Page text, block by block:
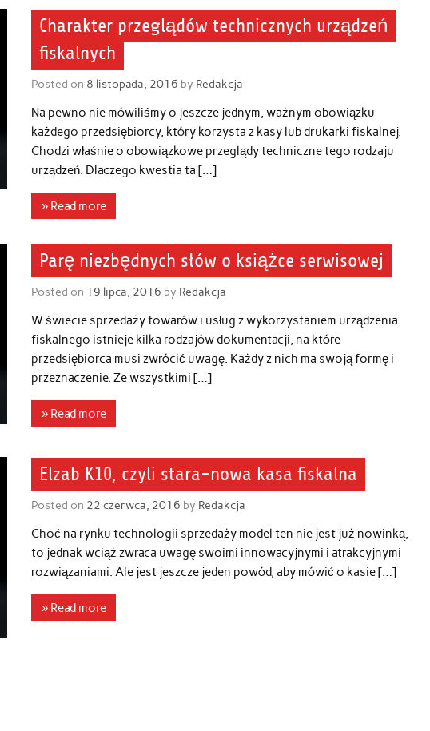
Charakter przeglądów technicznych urządzeń
fiskalnych
Posted on 8 listopada, 2016 by Redakcja
Na pewno nie mówiliśmy o jeszcze jednym, ważnym obowiązku
każdego przedsiębiorcy, który korzysta z kasy lub drukarki fiskalnej.
Chodzi właśnie o obowiązkowe przeglądy techniczne tego rodzaju
urządzeń. Dlaczego kwestia ta […]
» Read more
Parę niezbędnych słów o książce serwisowej
Posted on 19 lipca, 2016 by Redakcja
W świecie sprzedaży towarów i usług z wykorzystaniem urządzenia
fiskalnego istnieje kilka rodzajów dokumentacji, na które
przedsiębiorca musi zwrócić uwagę. Każdy z nich ma swoją formę i
przeznaczenie. Ze wszystkimi […]
» Read more
Elzab K10, czyli stara-nowa kasa fiskalna
Posted on 22 czerwca, 2016 by Redakcja
Choć na rynku technologii sprzedaży model ten nie jest już nowinką,
to jednak wciąż zwraca uwagę swoimi innowacyjnymi i atrakcyjnymi
rozwiązaniami. Ale jest jeszcze jeden powód, aby mówić o kasie […]
» Read more